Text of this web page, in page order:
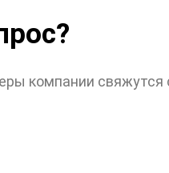
компании свяжутся